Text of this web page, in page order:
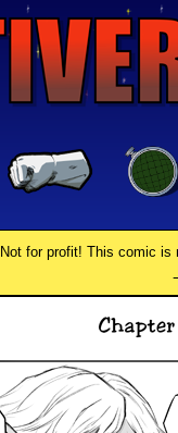
Not for profit! This comic is